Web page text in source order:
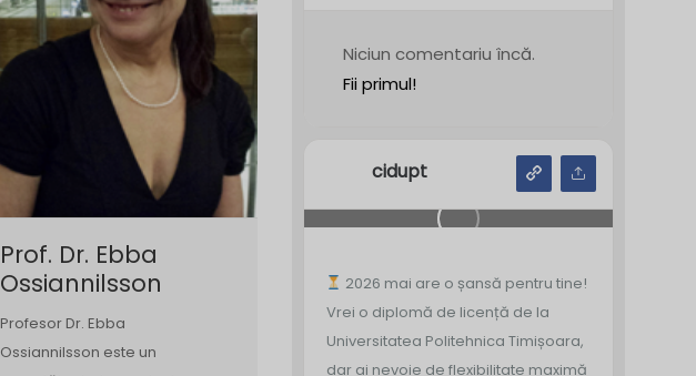
Prof. Dr. Ebba
Ossiannilsson
Profesor Dr. Ebba
Ossiannilsson este un
Niciun comentariu încă.
Fii primul!
cidupt
2026 mai are o șansă pentru tine!
Vrei o diplomă de licență de la
Universitatea Politehnica Timișoara,
dar ai nevoie de flexibilitate maximă